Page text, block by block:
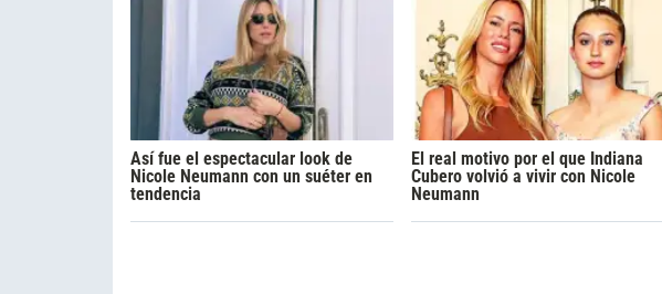
Así fue el espectacular look de
Nicole Neumann con un suéter en
tendencia
El real motivo por el que Indiana
Cubero volvió a vivir con Nicole
Neumann